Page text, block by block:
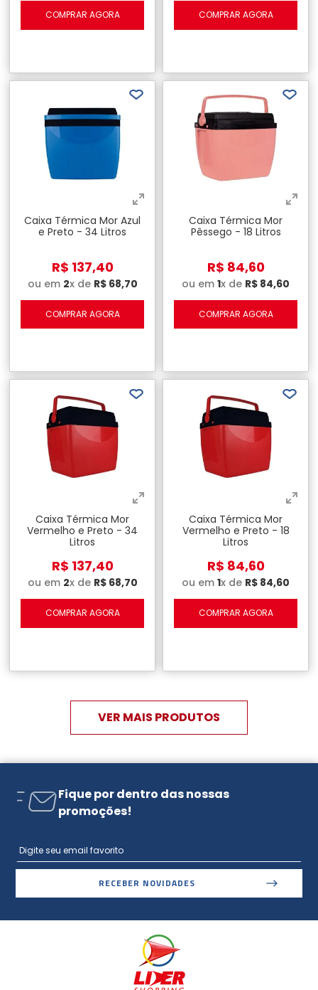
COMPRAR AGORA COMPRAR AGORA
Caixa Térmica Mor Azul
e Preto - 34 Litros
R$ 137,40
ou em 2x de R$ 68,70
COMPRAR AGORA
Caixa Térmica Mor
Pêssego - 18 Litros
R$ 84,60
ou em 1x de R$ 84,60
COMPRAR AGORA
Caixa Térmica Mor
Vermelho e Preto - 34
Litros
R$ 137,40
ou em 2x de R$ 68,70
COMPRAR AGORA
Caixa Térmica Mor
Vermelho e Preto - 18
Litros
R$ 84,60
ou em 1x de R$ 84,60
COMPRAR AGORA
Fique por dentro das nossas
promoções!
RECEBER NOVIDADES